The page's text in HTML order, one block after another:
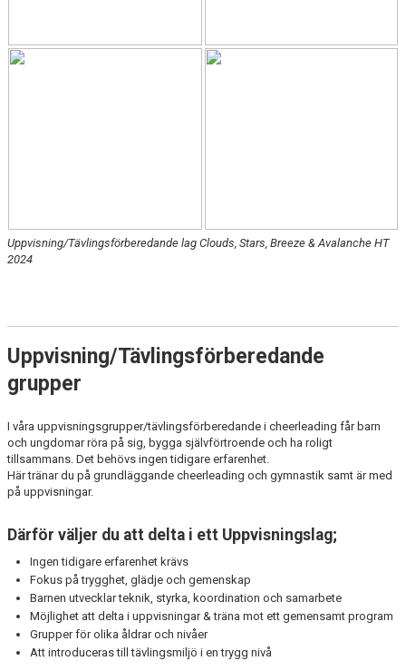
KONTAKT
Uppvisning/Tävlingsförberedande lag Clouds, Stars, Breeze & Avalanche HT
2024
Uppvisning/Tävlingsförberedande
grupper
I våra uppvisningsgrupper/tävlingsförberedande i cheerleading får barn
och ungdomar röra på sig, bygga självförtroende och ha roligt
tillsammans. Det behövs ingen tidigare erfarenhet.
Här tränar du på grundläggande cheerleading och gymnastik samt är med
på uppvisningar.
Därför väljer du att delta i ett Uppvisningslag;
Ingen tidigare erfarenhet krävs
Fokus på trygghet, glädje och gemenskap
Barnen utvecklar teknik, styrka, koordination och samarbete
Möjlighet att delta i uppvisningar & träna mot ett gemensamt program
Grupper för olika åldrar och nivåer
Att introduceras till tävlingsmiljö i en trygg nivå